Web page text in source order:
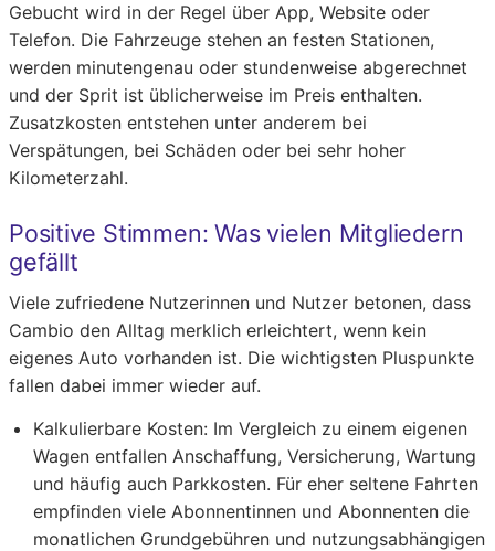
Gebucht wird in der Regel über App, Website oder
Telefon. Die Fahrzeuge stehen an festen Stationen,
werden minutengenau oder stundenweise abgerechnet
und der Sprit ist üblicherweise im Preis enthalten.
Zusatzkosten entstehen unter anderem bei
Verspätungen, bei Schäden oder bei sehr hoher
Kilometerzahl.
Positive Stimmen: Was vielen Mitgliedern
gefällt
Viele zufriedene Nutzerinnen und Nutzer betonen, dass
Cambio den Alltag merklich erleichtert, wenn kein
eigenes Auto vorhanden ist. Die wichtigsten Pluspunkte
fallen dabei immer wieder auf.
Kalkulierbare Kosten: Im Vergleich zu einem eigenen
Wagen entfallen Anschaffung, Versicherung, Wartung
und häufig auch Parkkosten. Für eher seltene Fahrten
empfinden viele Abonnentinnen und Abonnenten die
monatlichen Grundgebühren und nutzungsabhängigen